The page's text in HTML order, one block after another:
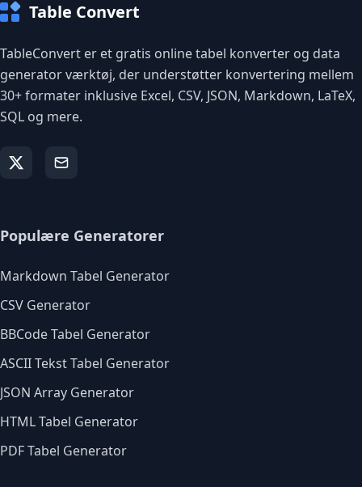
Table Convert
TableConvert er et gratis online tabel konverter og data
generator værktøj, der understøtter konvertering mellem
30+ formater inklusive Excel, CSV, JSON, Markdown, LaTeX,
SQL og mere.
Populære Generatorer
Markdown Tabel Generator
CSV Generator
BBCode Tabel Generator
ASCII Tekst Tabel Generator
JSON Array Generator
HTML Tabel Generator
PDF Tabel Generator